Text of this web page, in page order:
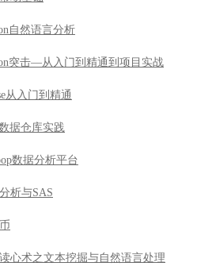
析与SAS
心术之文本挖掘与自然语言处理
心术之神经网络与深度学习
手Jmeter性能测试工具
能测试
动化测试Selenium2
必知的java基础